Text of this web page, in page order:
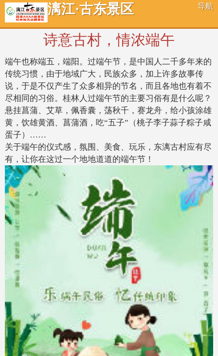
漓江·古东景区 导航
诗意古村，情浓端午
端午也称端五，端阳。 过端午节，是中国人二千多年来的
传统习惯，由于地域广大，民族众多，加上许多故事传
说，于是不仅产生了众多相异的节名，而且各地也有着不
尽相同的习俗。 桂林人过端午节的主要习俗有是什么呢？
悬挂菖蒲、艾草，佩香囊，荡秋千，赛龙舟，给小孩涂雄
黄，饮雄黄酒、菖蒲酒，吃“五子”（桃子李子蒜子粽子咸
蛋子）……
关于端午的仪式感，氛围、美食、玩乐，东漓古村应有尽
有，让你在这过一个地地道道的端午节！